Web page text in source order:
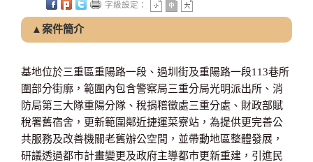
字級設定：
▲案件簡介
基地位於三重區重陽路一段、過圳街及重陽路一段113巷所
圍部分街廓，範圍內包含警察局三重分局光明派出所、消
防局第三大隊重陽分隊、稅捐稽徵處三重分處、財政部賦
稅署舊宿舍，更新範圍鄰近捷運菜寮站，為提供更完善公
共服務及改善機關老舊辦公空間，並帶動地區整體發展，
研議透過都市計畫變更及政府主導都市更新重建，引進民